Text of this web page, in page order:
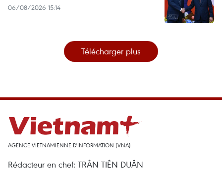
06/08/2026 15:14
Télécharger plus
AGENCE VIETNAMIENNE D'INFORMATION (VNA)
Rédacteur en chef: TRÂN TIÊN DUÂN